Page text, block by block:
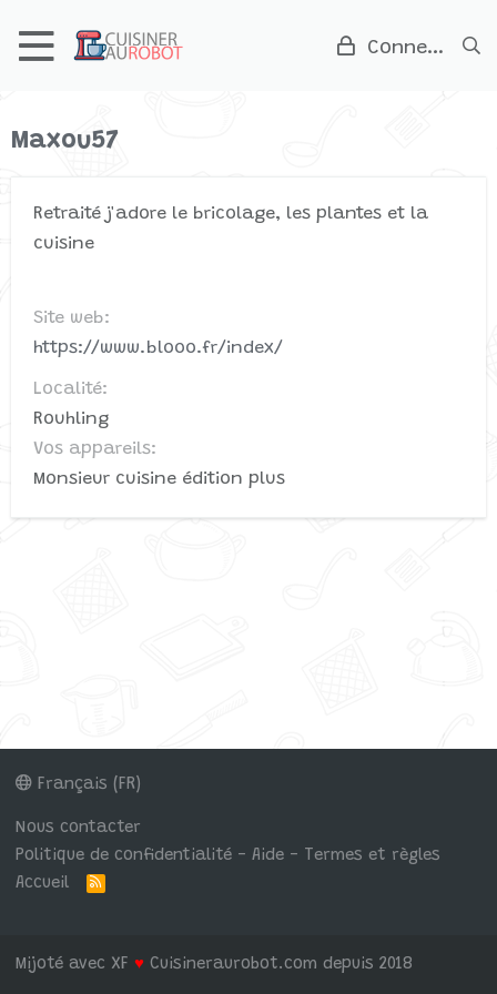
Connexion
Maxou57
Retraité j'adore le bricolage, les plantes et la
cuisine
Site web
https://www.blooo.fr/index/
Localité
Rouhling
Vos appareils
Monsieur cuisine édition plus
Français (FR)
Nous contacter
Politique de confidentialité - Aide - Termes et règles
Accueil
R
Mijoté avec XF ♥ Cuisineraurobot.com depuis 2018